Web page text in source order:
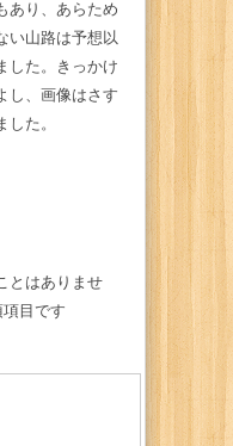
あり、あらため
い山路は予想以
した。きっかけ
し、画像はさす
た。
とはありませ
目です